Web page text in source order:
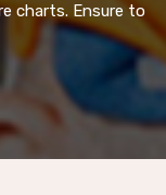
charts. Ensure to